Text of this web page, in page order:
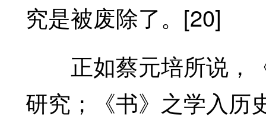
究是被废除了。[20]
正如蔡元培所说，
研究；《书》之学入历